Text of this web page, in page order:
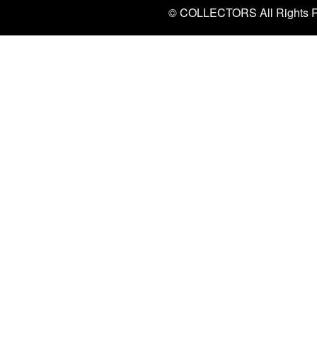
© COLLECTORS All Rights